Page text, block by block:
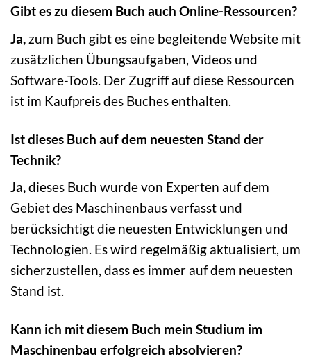
Gibt es zu diesem Buch auch Online-Ressourcen?
Ja, zum Buch gibt es eine begleitende Website mit
zusätzlichen Übungsaufgaben, Videos und
Software-Tools. Der Zugriff auf diese Ressourcen
ist im Kaufpreis des Buches enthalten.
Ist dieses Buch auf dem neuesten Stand der
Technik?
Ja,dieses Buch wurde von Experten auf dem
Gebiet des Maschinenbaus verfasst und
berücksichtigt die neuesten Entwicklungen und
Technologien. Es wird regelmäßig aktualisiert, um
sicherzustellen, dass es immer auf dem neuesten
Stand ist.
Kann ich mit diesem Buch mein Studium im
Maschinenbau erfolgreich absolvieren?